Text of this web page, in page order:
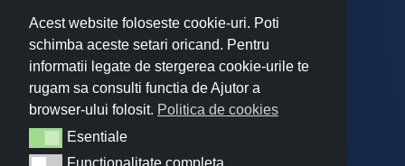
Acest website foloseste cookie-uri. Poti
schimba aceste setari oricand. Pentru
informatii legate de stergerea cookie-urile te
rugam sa consulti functia de Ajutor a
browser-ului folosit. Politica de cookies
EsentialeEsentiale
+40720 067 909
premiumteam17@gmail.com
Șoseaua Odăii 50, Otopeni, Ilfov